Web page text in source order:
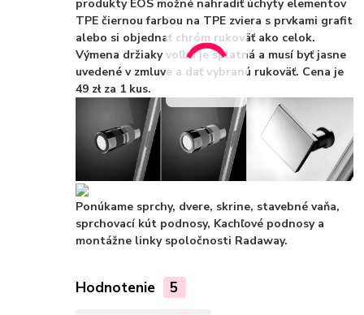
produkty EOS možné nahradiť úchyty elementov
TPE čiernou farbou na TPE zviera s prvkami grafit
alebo si objednať chróm rukoväť ako celok.
Výmena držiaky voľba je splatná a musí byť jasne
uvedené v zmluve a dať vybranú rukoväť. Cena je
49 zł za 1 kus.
Ponúkame sprchy, dvere, skrine, stavebné vaňa,
sprchovací kút podnosy, Kachľové podnosy a
montážne linky spoločnosti Radaway.
Hodnotenie 5